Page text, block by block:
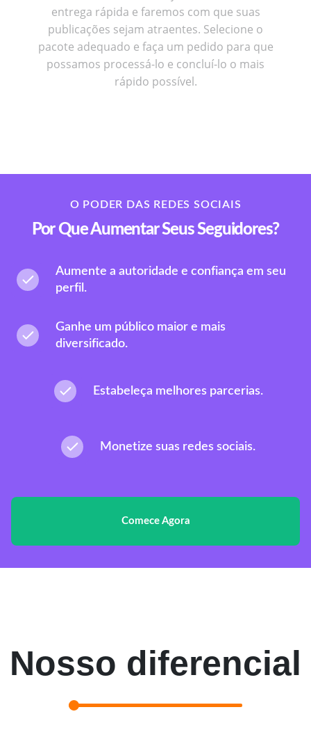
entrega rápida e faremos com que suas
publicações sejam atraentes. Selecione o
pacote adequado e faça um pedido para que
possamos processá-lo e concluí-lo o mais
rápido possível.
O PODER DAS REDES SOCIAIS
Por Que Aumentar Seus Seguidores?
Aumente a autoridade e confiança em seu
perfil.
Ganhe um público maior e mais
diversificado.
Estabeleça melhores parcerias.
Monetize suas redes sociais.
Comece Agora
Nosso diferencial